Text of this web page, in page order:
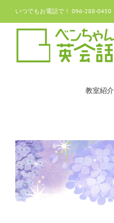
Skip
to
content
いつでもお電話で！ 096-288-0450
教室紹介